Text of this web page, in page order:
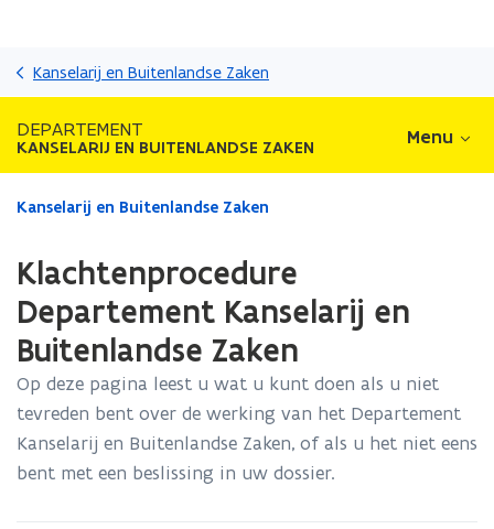
naar
inhoud
Kanselarij en Buitenlandse Zaken
DEPARTEMENT
KANSELARIJ EN BUITENLANDSE ZAKEN Menu
Gedaan
bevindt
zich
op:
Klachtenprocedure
Departement
Kanselarij
Buitenlandse
Zaken
Kanselarij en Buitenlandse Zaken
Klachtenprocedure
Departement Kanselarij en
Buitenlandse Zaken
Op deze pagina leest u wat u kunt doen als u niet
tevreden bent over de werking van het Departement
Kanselarij en Buitenlandse Zaken, of als u het niet eens
bent met een beslissing in uw dossier.